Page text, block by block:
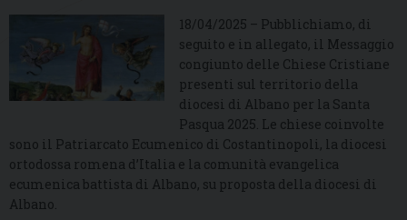
18/04/2025 – Pubblichiamo, di
seguito e in allegato, il Messaggio
congiunto delle Chiese Cristiane
presenti sul territorio della
diocesi di Albano per la Santa
Pasqua 2025. Le chiese coinvolte
sono il Patriarcato Ecumenico di Costantinopoli, la diocesi
ortodossa romena d’Italia e la comunità evangelica
ecumenica battista di Albano, su proposta della diocesi di
Albano.